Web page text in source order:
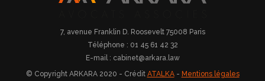
7, avenue Franklin D. Roosevelt 75008 Paris
Téléphone : 01 45 61 42 32
E-mail : cabinet@arkara.law
© Copyright ARKARA 2020 - Crédit ATALKA- Mentions légales